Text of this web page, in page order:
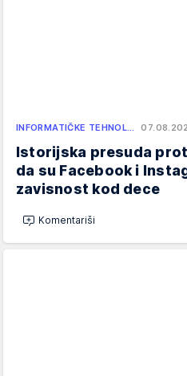
INFORMATIČKE TEHNOL…
Istorijska presuda
da su Facebook i
zavisnost kod dece
Komentariši